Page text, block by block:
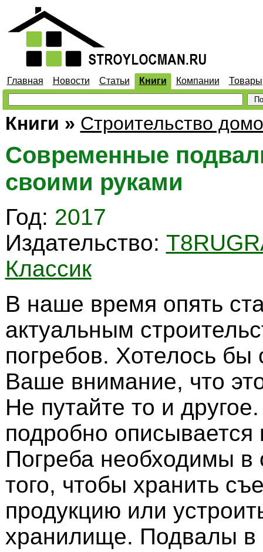
Главная Новости Статьи Книги Компании Товары
Книги » Строительство
Современные
своими руками
Год: 2017
Издательство:
Классик
В наше время опять
актуальным
погребов. Хотелось бы
Ваше внимание, что
Не путайте то и
подробно описывается
Погреба необходимы в
того, чтобы хранить
продукцию или
хранилище. Подвалы в